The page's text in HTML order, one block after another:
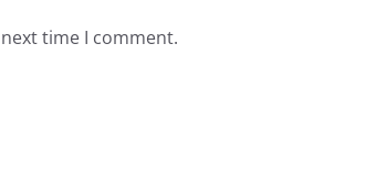
time I comment.